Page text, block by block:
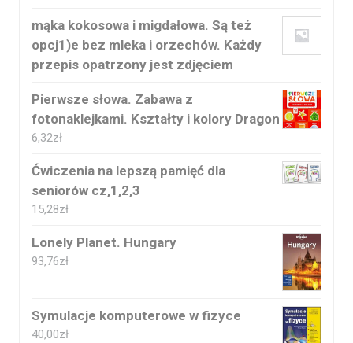
mąka kokosowa i migdałowa. Są też
opcj1)e bez mleka i orzechów. Każdy
przepis opatrzony jest zdjęciem
Pierwsze słowa. Zabawa z
fotonaklejkami. Kształty i kolory Dragon
6,32zł
Ćwiczenia na lepszą pamięć dla
seniorów cz,1,2,3
15,28zł
Lonely Planet. Hungary
93,76zł
Symulacje komputerowe w fizyce
40,00zł